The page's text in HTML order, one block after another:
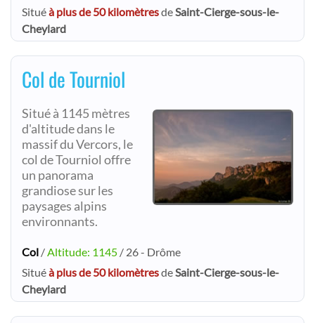
Situéà plus de 50 kilomètresdeSaint-Cierge-sous-le-
Cheylard
Col de Tourniol
Situé à 1145 mètres
d'altitude dans le
massif du Vercors, le
col de Tourniol offre
un panorama
grandiose sur les
paysages alpins
environnants.
Col /Altitude: 1145 / 26 - Drôme
Situéà plus de 50 kilomètresdeSaint-Cierge-sous-le-
Cheylard